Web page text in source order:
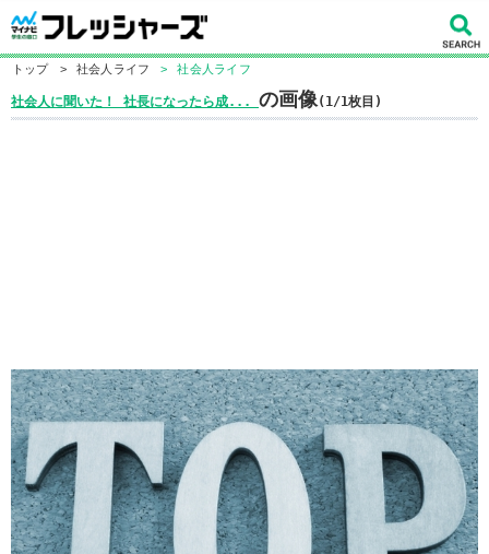
トップ > 社会人ライフ > 社会人ライフ
社会人に聞いた！ 社長になったら成... の画像(1/1枚目)